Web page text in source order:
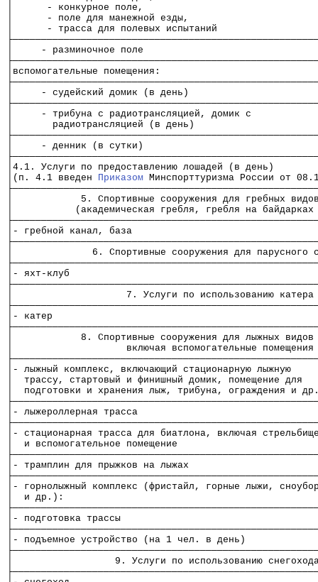
│      - конкурное поле,
│      - поле для манежной езды,
│      - трасса для полевых испытаний
│     - разминочное поле
│вспомогательные помещения:
│     - судейский домик (в день)
│     - трибуна с радиотрансляцией, домик с
│       радиотрансляцией (в день)
│     - денник (в сутки)
│4.1. Услуги по предоставлению лошадей (в день)
│(п. 4.1 введен Приказом Минспорттуризма России от
│            5. Спортивные сооружения для гребных
│           (академическая гребля, гребля на
│- гребной канал, база
│              6. Спортивные сооружения для
│- яхт-клуб
│                    7. Услуги по использованию
│- катер
│            8. Спортивные сооружения для лыжных
│                    включая вспомогательные
│- лыжный комплекс, включающий стационарную
│  трассу, стартовый и финишный домик,
│  подготовки и хранения лыж, трибуна,
│- лыжероллерная трасса
│- стационарная трасса для биатлона, включая
│  и вспомогательное помещение
│- трамплин для прыжков на лыжах
│- горнолыжный комплекс (фристайл, горные лыжи,
│  и др.):
│- подготовка трассы
│- подъемное устройство (на 1 чел. в день)
│                  9. Услуги по использованию